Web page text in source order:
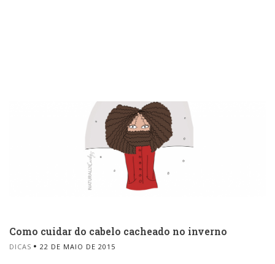
Como cuidar do cabelo cacheado no inverno
DICAS 22 DE MAIO DE 2015